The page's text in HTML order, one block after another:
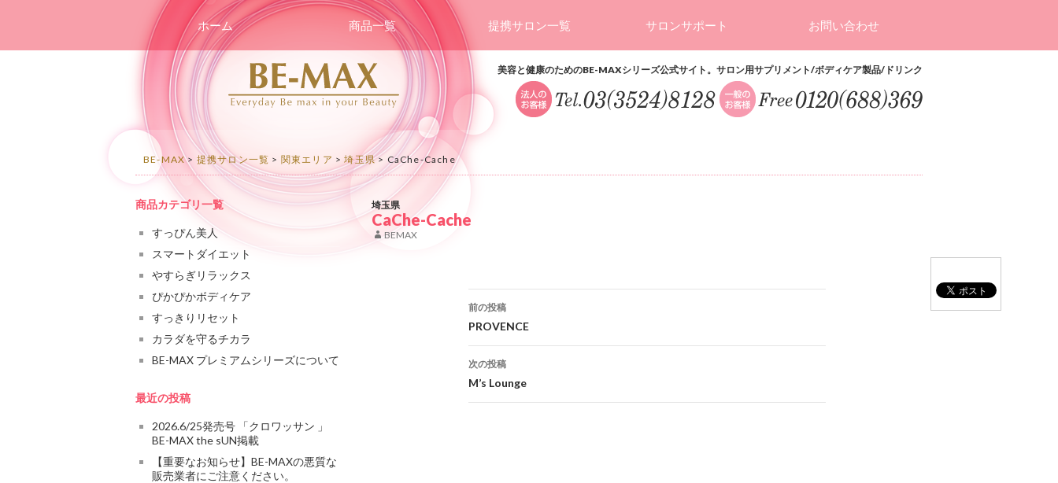
ホーム
商品一覧 提携サロン一覧 サロンサポート お問い合わせ
美容と健康のためのBE-MAXシリーズ公式サイト。サロン用サプリメント/ボディケア製品/ドリンク
BE-MAX> 提携サロン一覧 > 関東エリア >埼玉県> CaChe-Cache
埼玉県
CaChe-Cache
BEMAX
投稿ナビゲーション
前の投稿
PROVENCE
次の投稿
M’s Lounge
商品カテゴリ一覧
すっぴん美人
スマートダイエット
やすらぎリラックス
ぴかぴかボディケア
すっきりリセット
カラダを守るチカラ
BE-MAX プレミアムシリーズについて
最近の投稿
2026.6/25発売号 「クロワッサン 」
BE-MAX the sUN掲載
【重要なお知らせ】BE-MAXの悪質な
販売業者にご注意ください。